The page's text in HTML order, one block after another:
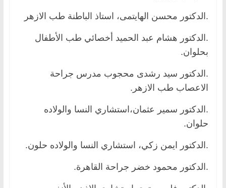
.الدكتور محسن الهايتمى، استاذ الباطنة طب الازهر
.الدكتور هشام عبد الحميد أخصائي طب الأطفال
بحلوان.
.الدكتور سيد رشدى محجوب مدرس جراحة
الاعصاب طب الازهر.
.الدكتور سمير عثمان،استشاري النسا والولاده
حلوان.
.الدكتور ايمن زكي، استشاري النسا والولاده حلون.
.الدكتور محمود خضر جراحة القاهرة.